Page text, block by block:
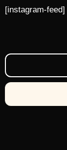
[instagram-feed]